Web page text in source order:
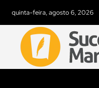
quinta-feira, agosto 6, 2026